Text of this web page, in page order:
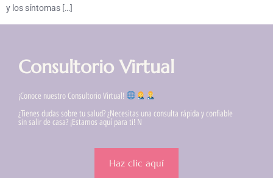
y los síntomas […]
Consultorio Virtual
¡Conoce nuestro Consultorio Virtual!
¿Tienes dudas sobre tu salud? ¿Necesitas una consulta rápida y confiable
sin salir de casa? ¡Estamos aquí para ti! N
Haz clic aquí